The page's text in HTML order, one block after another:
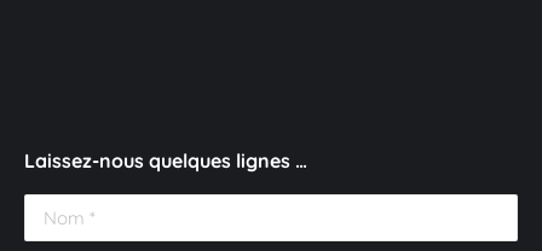
Laissez-nous quelques lignes …
Nom *